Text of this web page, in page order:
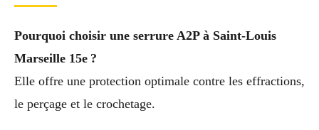
Pourquoi choisir une serrure A2P à Saint-Louis
Marseille 15e ?
Elle offre une protection optimale contre les effractions,
le perçage et le crochetage.